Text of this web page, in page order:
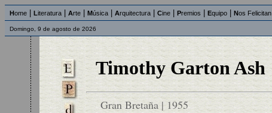
Home Literatura Arte Música Arquitectura Cine Premios Equipo Nos Felicitan
Domingo, 9 de agosto de 2026
Timothy Garton Ash
Gran Bretaña | 1955